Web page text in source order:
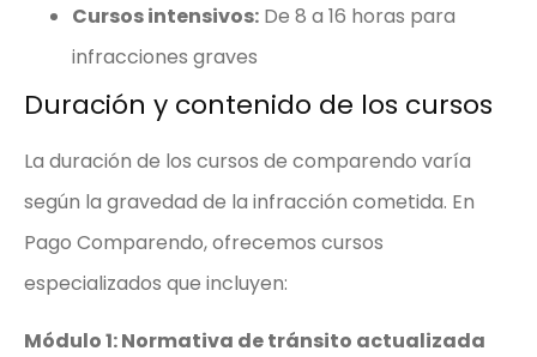
Cursos intensivos: De 8 a 16 horas para
infracciones graves
Duración y contenido de los cursos
La duración de los cursos de comparendo varía
según la gravedad de la infracción cometida. En
Pago Comparendo, ofrecemos cursos
especializados que incluyen:
Módulo 1: Normativa de tránsito actualizada